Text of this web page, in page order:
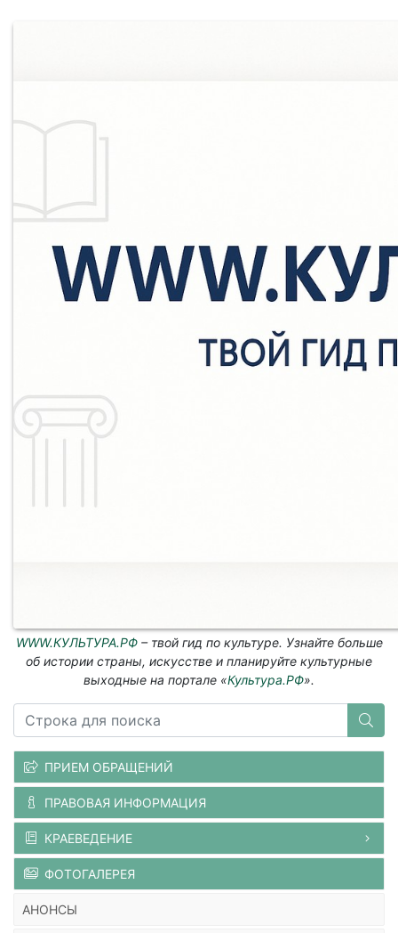
WWW.КУЛЬТУРА.РФ– твой гид по культуре. Узнайте больше
об истории страны, искусстве и планируйте культурные
выходные на портале «Культура.РФ».
ПРИЕМ ОБРАЩЕНИЙ
ПРАВОВАЯ ИНФОРМАЦИЯ
КРАЕВЕДЕНИЕ
ФОТОГАЛЕРЕЯ
АНОНСЫ